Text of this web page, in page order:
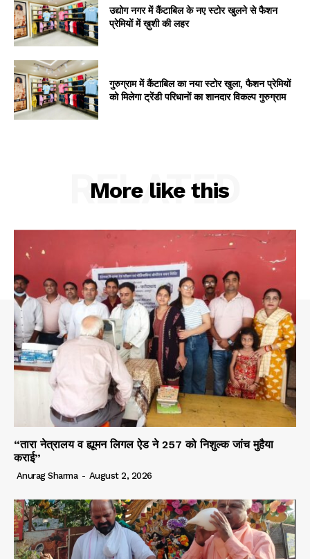
उद्योग नगर में कैंटाबिल के नए स्टोर खुलने से फैशन
प्रेमियों में ख़ुशी की लहर
गुरुग्राम में कैंटाबिल का नया स्टोर खुला, फैशन प्रेमियों
को मिलेगा ट्रेंडी परिधानों का शानदार विकल्प गुरुग्राम
More like this
RELATED
“तारा नेत्रालय व ह्यूमन लिगल ऐड ने 257 को निशुल्क जांच मुहैया
कराई”
Anurag Sharma - August 2, 2026